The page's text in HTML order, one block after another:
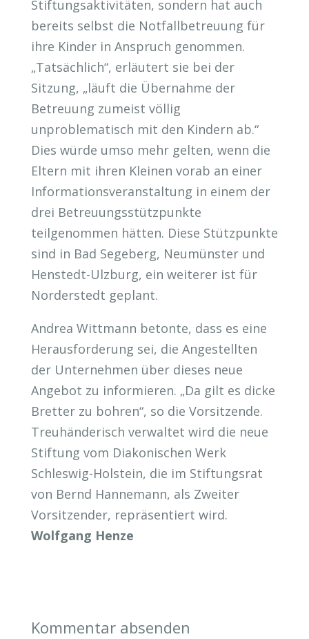
Stiftungsaktivitäten, sondern hat auch
bereits selbst die Notfallbetreuung für
ihre Kinder in Anspruch genommen.
„Tatsächlich“, erläutert sie bei der
Sitzung, „läuft die Übernahme der
Betreuung zumeist völlig
unproblematisch mit den Kindern ab.“
Dies würde umso mehr gelten, wenn die
Eltern mit ihren Kleinen vorab an einer
Informationsveranstaltung in einem der
drei Betreuungsstützpunkte
teilgenommen hätten. Diese Stützpunkte
sind in Bad Segeberg, Neumünster und
Henstedt-Ulzburg, ein weiterer ist für
Norderstedt geplant.
Andrea Wittmann betonte, dass es eine
Herausforderung sei, die Angestellten
der Unternehmen über dieses neue
Angebot zu informieren. „Da gilt es dicke
Bretter zu bohren“, so die Vorsitzende.
Treuhänderisch verwaltet wird die neue
Stiftung vom Diakonischen Werk
Schleswig-Holstein, die im Stiftungsrat
von Bernd Hannemann, als Zweiter
Vorsitzender, repräsentiert wird.
Wolfgang Henze
Kommentar absenden